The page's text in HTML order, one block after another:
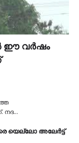
ഈ വര്‍ഷം
നദ…
യെല്ലോ അലേര്‍ട്ട്